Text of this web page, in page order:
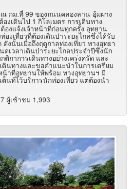
ณ กม.ที่ 99 ของถนนคลองลาน-อุ้มผาง
งเดินไป 1 กิโลเมตร การเดินทาง
องแจ้งเจ้าหน้าที่ก่อนทุกครั้ง อุทยาน
งเที่ยวที่ต้องเดินป่าระยะไกลซึ่งได้รับ
งนั้นเมื่อถึงฤดูกาลท่องเที่ยว ทางอุทยา
ดเวลาเดินป่าระยะไกลประจำปีซึ่งนัก
ติกาการเดินทางอย่างเคร่งครัด และ
ดินทางและขอคำแนะนำในการเตรียม
าที่อุทยานให้พร้อม ทางอุทยานฯ มี
นท์ไว้บริการนักท่องเที่ยว แต่ต้องนำ
ผู้เช้าชม 1,993